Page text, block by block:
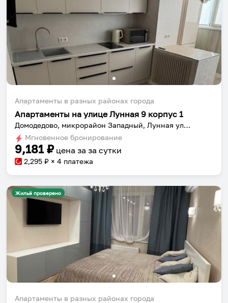
Апартаменты в разных районах города
Апартаменты на улице Лунная 9 корпус 1
Домодедово, микрорайон Западный, Лунная улица, 9 корпус 1
Мгновенное бронирование
9,181₽ цена за за сутки
2,295 ₽ × 4 платежа
Жильё проверено
Апартаменты в разных районах города